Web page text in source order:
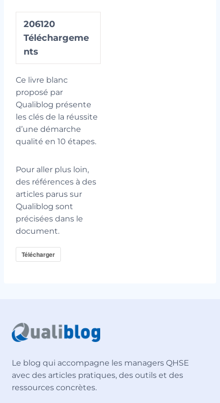
206120
Téléchargeme
nts
Ce livre blanc
proposé par
Qualiblog présente
les clés de la réussite
d’une démarche
qualité en 10 étapes.
Pour aller plus loin,
des références à des
articles parus sur
Qualiblog sont
précisées dans le
document.
Télécharger
Le blog qui accompagne les managers QHSE
avec des articles pratiques, des outils et des
ressources concrètes.